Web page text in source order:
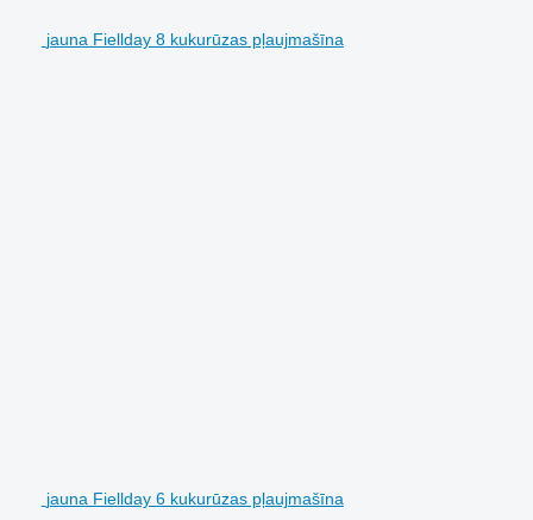
jauna Fiellday 8 kukurūzas pļaujmašīna
jauna Fiellday 6 kukurūzas pļaujmašīna